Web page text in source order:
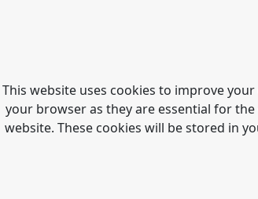
This website uses cookies to improve
your browser as they are essential for
website. These cookies will be stored in